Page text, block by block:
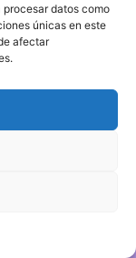
datos como
únicas en este
afectar